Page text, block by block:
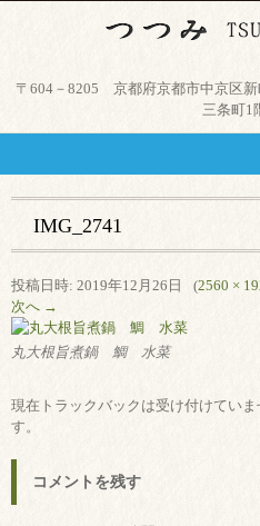
京都市中京区、
徒歩４分。気軽
〒604－8205 京都府京都市中京区
三条町1
IMG_2741
投稿日時: 2019年12月26日 (2560 ×
次へ →
丸大根旨煮鍋 鯛 水菜
現在トラックバックは受け付けていま
す。
コメントを残す